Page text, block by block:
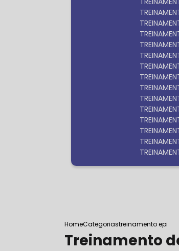
HomeCategoriastreinamento epi
Treinamento